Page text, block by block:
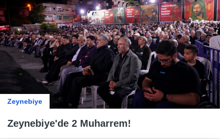
Zeynebiye
Zeynebiye'de 2 Muharrem!